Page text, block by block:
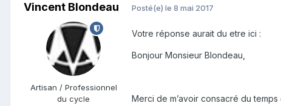
Vincent Blondeau
Artisan / Professionnel
du cycle
Posté(e) le 8 mai 2017
Votre réponse aurait du etre ici :
Bonjour Monsieur Blondeau,
Merci de m’avoir consacré du